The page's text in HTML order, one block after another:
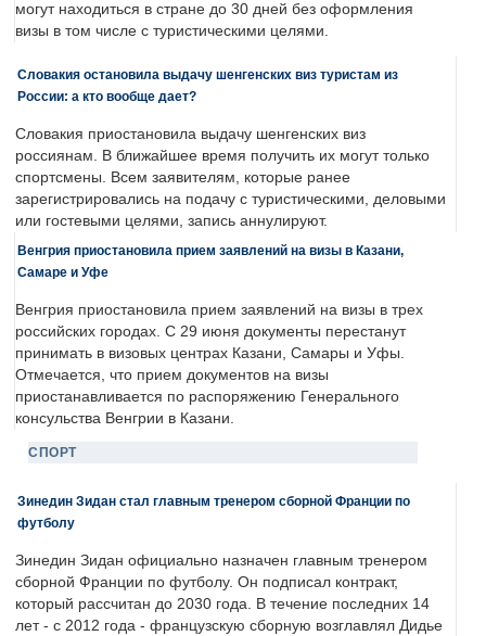
могут находиться в стране до 30 дней без оформления
визы в том числе с туристическими целями.
Словакия остановила выдачу шенгенских виз туристам из
России: а кто вообще дает?
Словакия приостановила выдачу шенгенских виз
россиянам. В ближайшее время получить их могут только
спортсмены. Всем заявителям, которые ранее
зарегистрировались на подачу с туристическими, деловыми
или гостевыми целями, запись аннулируют.
Венгрия приостановила прием заявлений на визы в Казани,
Самаре и Уфе
Венгрия приостановила прием заявлений на визы в трех
российских городах. С 29 июня документы перестанут
принимать в визовых центрах Казани, Самары и Уфы.
Отмечается, что прием документов на визы
приостанавливается по распоряжению Генерального
консульства Венгрии в Казани.
СПОРТ
Зинедин Зидан стал главным тренером сборной Франции по
футболу
Зинедин Зидан официально назначен главным тренером
сборной Франции по футболу. Он подписал контракт,
который рассчитан до 2030 года. В течение последних 14
лет - с 2012 года - французскую сборную возглавлял Дидье